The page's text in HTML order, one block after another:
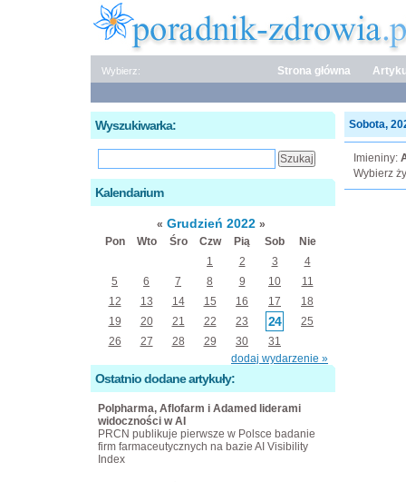
Wybierz: Strona główna
Sobota,
Imieniny:
Wybierz
Wyszukiwarka:
Kalendarium
« Grudzień 2022 »
Pon
Wto Śro Czw Pią Sob
Nie
1
2 3
4
5
6 7 8 9 10
11
12
13 14 15 16 17
18
19
20 21 22 23 24
25
26
27 28 29 30
31
dodaj wydarzenie »
Ostatnio dodane artykuły:
Polpharma, Aflofarm i Adamed liderami
widoczności w AI
PRCN publikuje pierwsze w Polsce badanie
firm farmaceutycznych na bazie AI Visibility
Index